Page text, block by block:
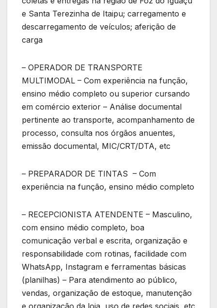
e Santa Terezinha de Itaipu; carregamento e
descarregamento de veículos; aferição de
carga
– OPERADOR DE TRANSPORTE
MULTIMODAL – Com experiência na função,
ensino médio completo ou superior cursando
em comércio exterior – Análise documental
pertinente ao transporte, acompanhamento de
processo, consulta nos órgãos anuentes,
emissão documental, MIC/CRT/DTA, etc
– PREPARADOR DE TINTAS – Com
experiência na função, ensino médio completo
– RECEPCIONISTA ATENDENTE – Masculino,
com ensino médio completo, boa
comunicação verbal e escrita, organização e
responsabilidade com rotinas, facilidade com
WhatsApp, Instagram e ferramentas básicas
(planilhas) – Para atendimento ao público,
vendas, organização de estoque, manutenção
e organização da loja, uso de redes sociais, etc